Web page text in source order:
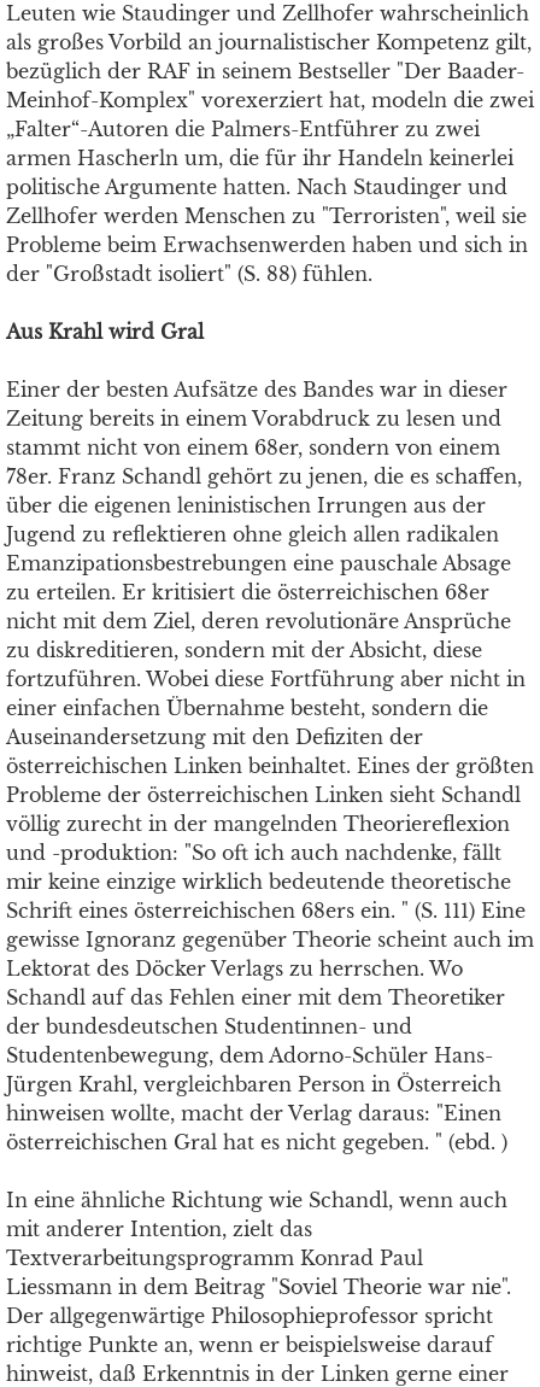
Leuten wie Staudinger und Zellhofer wahrscheinlich
als großes Vorbild an journalistischer Kompetenz gilt,
bezüglich der RAF in seinem Bestseller "Der Baader-
Meinhof-Komplex" vorexerziert hat, modeln die zwei
„Falter“-Autoren die Palmers-Entführer zu zwei
armen Hascherln um, die für ihr Handeln keinerlei
politische Argumente hatten. Nach Staudinger und
Zellhofer werden Menschen zu "Terroristen", weil sie
Probleme beim Erwachsenwerden haben und sich in
der "Großstadt isoliert" (S. 88) fühlen.
Aus Krahl wird Gral
Einer der besten Aufsätze des Bandes war in dieser
Zeitung bereits in einem Vorabdruck zu lesen und
stammt nicht von einem 68er, sondern von einem
78er. Franz Schandl gehört zu jenen, die es schaffen,
über die eigenen leninistischen Irrungen aus der
Jugend zu reflektieren ohne gleich allen radikalen
Emanzipationsbestrebungen eine pauschale Absage
zu erteilen. Er kritisiert die österreichischen 68er
nicht mit dem Ziel, deren revolutionäre Ansprüche
zu diskreditieren, sondern mit der Absicht, diese
fortzuführen. Wobei diese Fortführung aber nicht in
einer einfachen Übernahme besteht, sondern die
Auseinandersetzung mit den Defiziten der
österreichischen Linken beinhaltet. Eines der größten
Probleme der österreichischen Linken sieht Schandl
völlig zurecht in der mangelnden Theoriereflexion
und -produktion: "So oft ich auch nachdenke, fällt
mir keine einzige wirklich bedeutende theoretische
Schrift eines österreichischen 68ers ein. " (S. 111) Eine
gewisse Ignoranz gegenüber Theorie scheint auch im
Lektorat des Döcker Verlags zu herrschen. Wo
Schandl auf das Fehlen einer mit dem Theoretiker
der bundesdeutschen Studentinnen- und
Studentenbewegung, dem Adorno-Schüler Hans-
Jürgen Krahl, vergleichbaren Person in Österreich
hinweisen wollte, macht der Verlag daraus: "Einen
österreichischen Gral hat es nicht gegeben. " (ebd. )
In eine ähnliche Richtung wie Schandl, wenn auch
mit anderer Intention, zielt das
Textverarbeitungsprogramm Konrad Paul
Liessmann in dem Beitrag "Soviel Theorie war nie".
Der allgegenwärtige Philosophieprofessor spricht
richtige Punkte an, wenn er beispielsweise darauf
hinweist, daß Erkenntnis in der Linken gerne einer